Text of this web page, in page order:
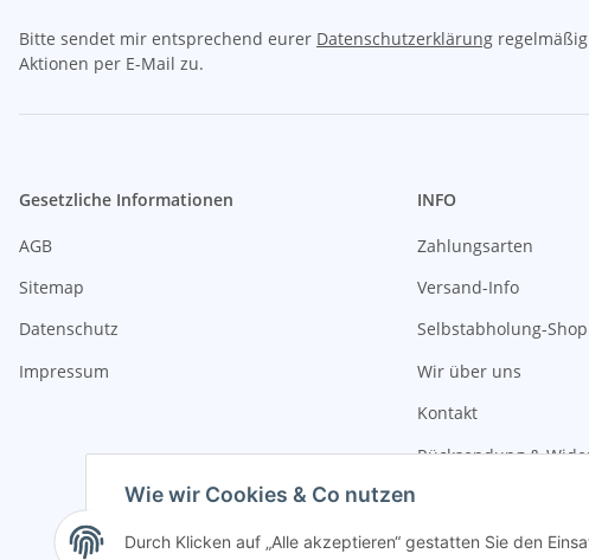
Bitte sendet mir entsprechend eurer Datenschutzerklärung
Aktionen per E-Mail zu.
Gesetzliche Informationen
AGB
Sitemap
Datenschutz
Impressum
INFO
Zahlungsarten
Versand-Info
Selbstabholung-Shop
Wir über uns
Kontakt
Rücksendung &
Wie wir Cookies & Co nutzen
Durch Klicken auf „Alle akzeptieren“ gestatten Sie den